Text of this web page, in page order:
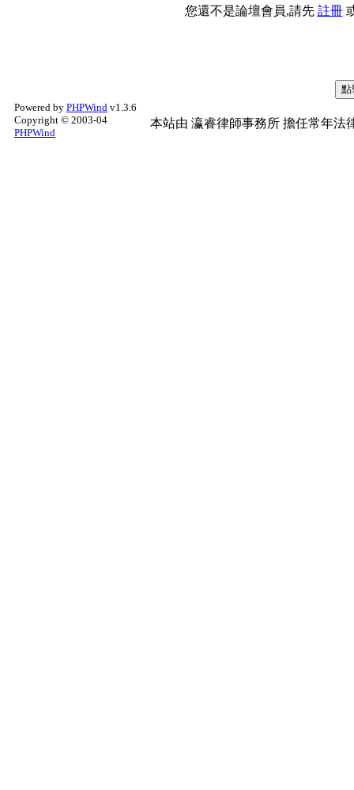
您還不是論壇會員,請先 註冊
Powered by PHPWind v1.3.6
Copyright © 2003-04
PHPWind
本站由 瀛睿律師事務所 擔任常年法